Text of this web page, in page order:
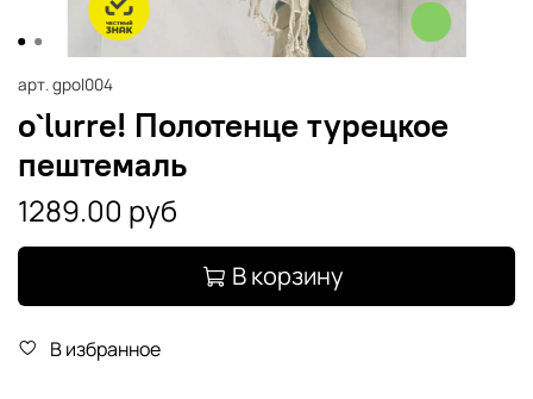
арт.gpol004
o`lurre! Полотенце турецкое
пештемаль
1289.00 руб
В корзину
В избранное